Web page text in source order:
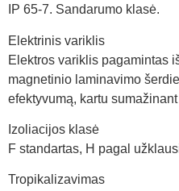
IP 65-7. Sandarumo klasė.
Elektrinis variklis
Elektros variklis pagamintas
magnetinio laminavimo
efektyvumą, kartu
Izoliacijos klasė
F standartas, H pagal
Tropikalizavimas